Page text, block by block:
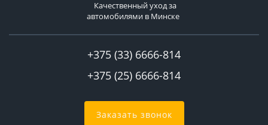
Качественный уход за
автомобилями в Минске
+375 (33) 6666-814
+375 (25) 6666-814
Заказать звонок